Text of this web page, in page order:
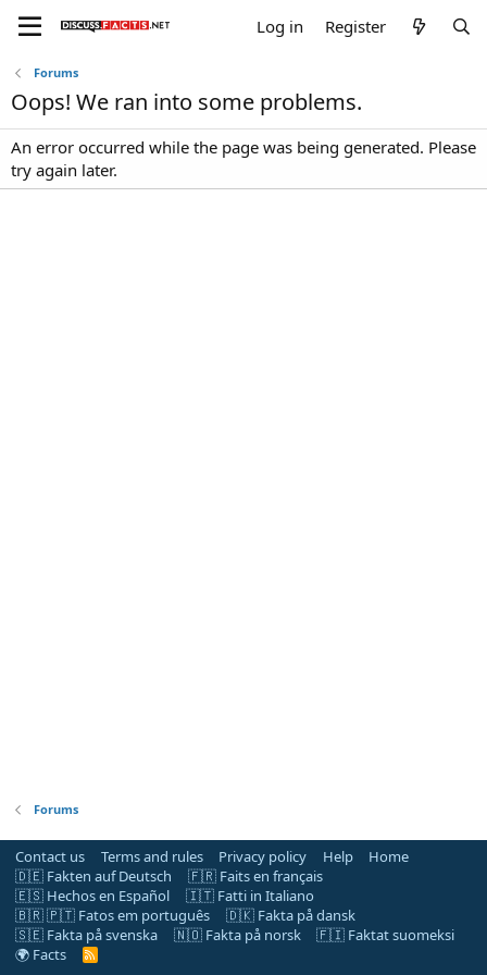
Log in Register
Forums
Oops! We ran into some problems.
An error occurred while the page was being generated. Please
try again later.
Forums
Contact us Terms and rules Privacy policy Help
Home
🇩🇪 Fakten auf Deutsch
🇫🇷 Faits en français
🇪🇸 Hechos en Español
🇮🇹 Fatti in Italiano
🇧🇷 🇵🇹 Fatos em português
🇩🇰 Fakta på dansk
🇸🇪 Fakta på svenska
🇳🇴 Fakta på norsk
🇫🇮 Faktat suomeksi
🌍 Facts
R